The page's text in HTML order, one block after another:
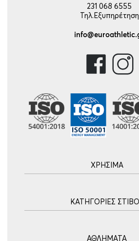
231 068 6555
Τηλ.Εξυπηρέτηση
ΧΡΗΣΙΜΑ
Blog
Τρόποι Πληρωμής
ΚΑΤΗΓΟΡΙΕΣ
ΑΘΛΗΜΑΤΑ